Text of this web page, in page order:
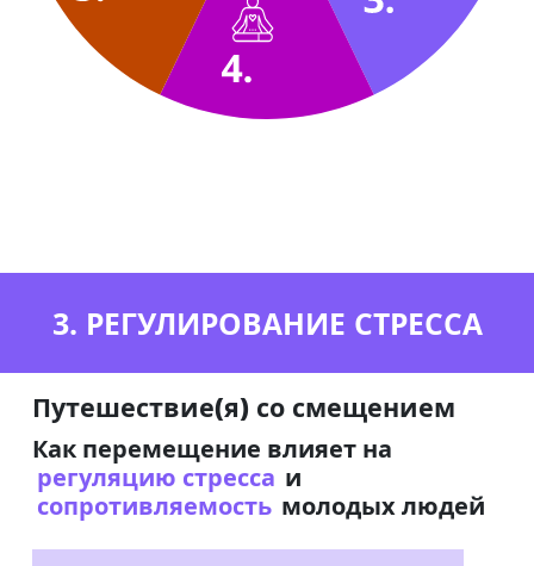
3. РЕГУЛИРОВАНИЕ СТРЕССА
Путешествие(я) со смещением
Как перемещение влияет на
регуляцию стресса и
сопротивляемость молодых людей